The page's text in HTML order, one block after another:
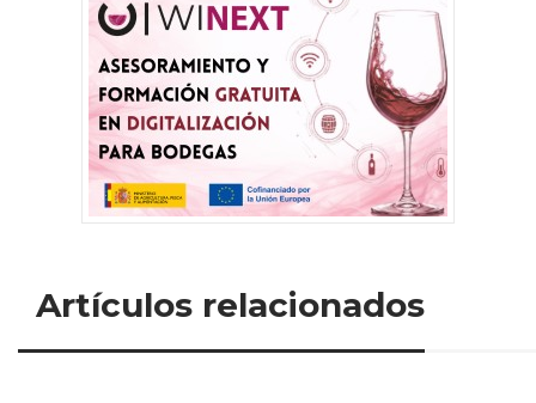
Artículos relacionados